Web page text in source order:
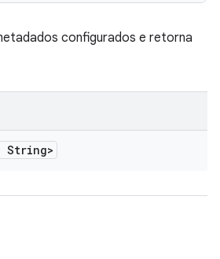
configurados e retorna
String>